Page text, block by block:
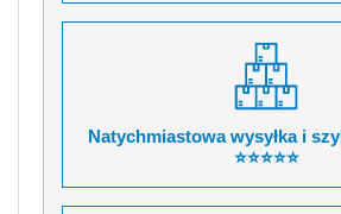
Natychmiastowa wysyłka i
⭐⭐⭐⭐⭐